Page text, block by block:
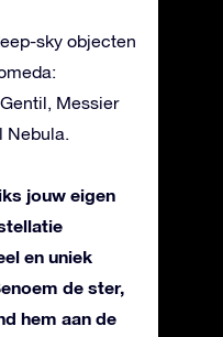
sky objecten
Messier
Nebula.
jouw eigen
en uniek
de ster,
hem aan de